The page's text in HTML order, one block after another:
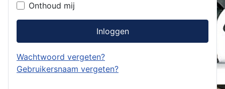
Onthoud mij
Inloggen
Wachtwoord vergeten?
Gebruikersnaam vergeten?